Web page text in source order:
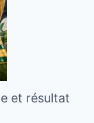
et résultat